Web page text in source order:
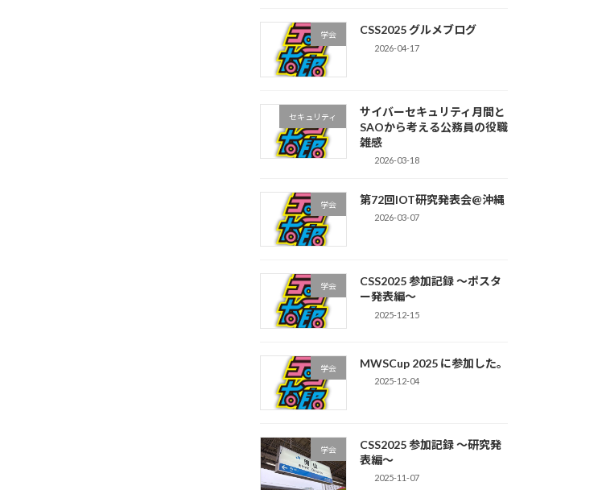
学会 CSS2025 グルメブログ
2026-04-17
セキュリティ
サイバーセキュリティ月間と
SAOから考える公務員の役職
雑感
2026-03-18
学会 第72回IOT研究発表会@沖縄
2026-03-07
学会
CSS2025 参加記録 〜ポスタ
ー発表編〜
2025-12-15
学会 MWSCup 2025 に参加した。
2025-12-04
学会
CSS2025 参加記録 〜研究発
表編〜
2025-11-07